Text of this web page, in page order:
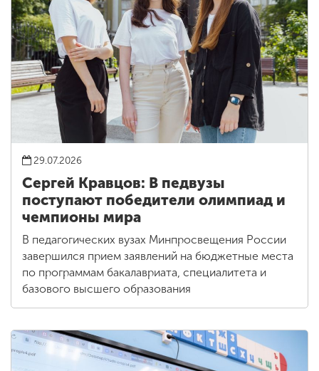
29.07.2026
Сергей Кравцов: В педвузы
поступают победители олимпиад и
чемпионы мира
В педагогических вузах Минпросвещения России
завершился прием заявлений на бюджетные места
по программам бакалавриата, специалитета и
базового высшего образования